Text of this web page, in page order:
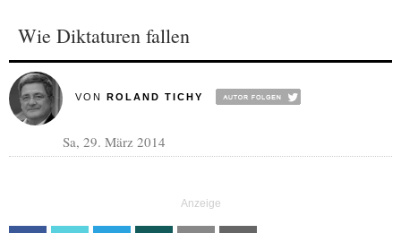
Wie Diktaturen fallen
VON ROLAND TICHY
Sa, 29. März 2014